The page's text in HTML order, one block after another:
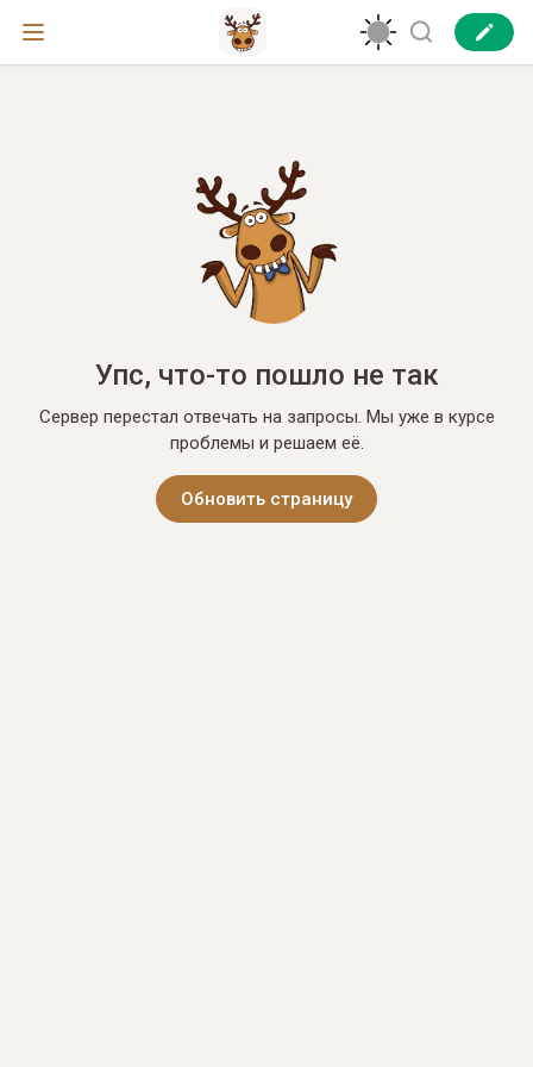
Упс, что-то пошло не так
Сервер перестал отвечать на запросы. Мы уже в курсе
проблемы и решаем её.
Обновить страницу